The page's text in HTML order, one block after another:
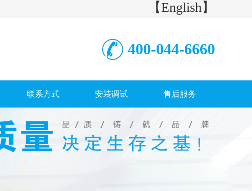
【English】
400-044-6660
联系方式 安装调试 售后服务